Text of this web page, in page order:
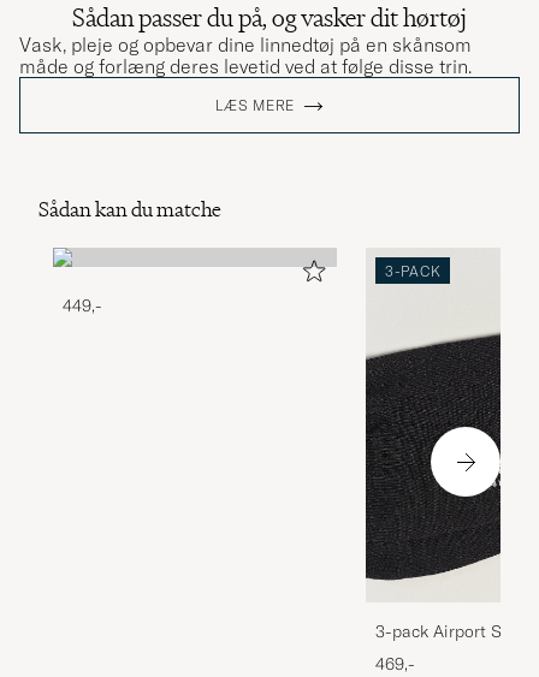
Sådan passer du på, og vasker dit hørtøj
Vask, pleje og opbevar dine linnedtøj på en skånsom
måde og forlæng deres levetid ved at følge disse trin.
LÆS MERE
Sådan kan du matche
449,-
3-PACK
3-pack Airport
Melange
469,-